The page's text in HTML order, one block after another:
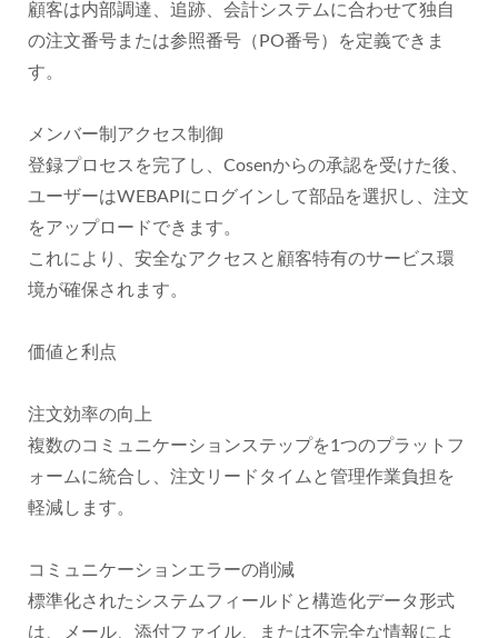
顧客は内部調達、追跡、会計システムに合わせて独自
の注文番号または参照番号（PO番号）を定義できま
す。
メンバー制アクセス制御
登録プロセスを完了し、Cosenからの承認を受けた後、
ユーザーはWEBAPIにログインして部品を選択し、注文
をアップロードできます。
これにより、安全なアクセスと顧客特有のサービス環
境が確保されます。
価値と利点
注文効率の向上
複数のコミュニケーションステップを1つのプラットフ
ォームに統合し、注文リードタイムと管理作業負担を
軽減します。
コミュニケーションエラーの削減
標準化されたシステムフィールドと構造化データ形式
は、メール、添付ファイル、または不完全な情報によ